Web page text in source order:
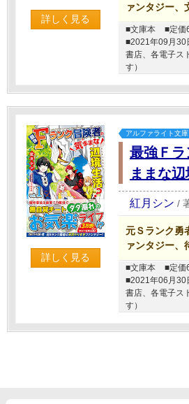
詳しく見る
ァンタジー、
■文庫本
■定価
■2021年09月30
書店、各電子ス
す）
詳しく見る
アルファライト文庫
最強Ｆ
ままな
紅月シン /
元Ｓランク勇
ァンタジー、
■文庫本
■定価
■2021年06月30
書店、各電子ス
す）